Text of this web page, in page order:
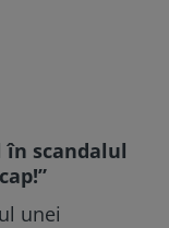
în scandalul
unei